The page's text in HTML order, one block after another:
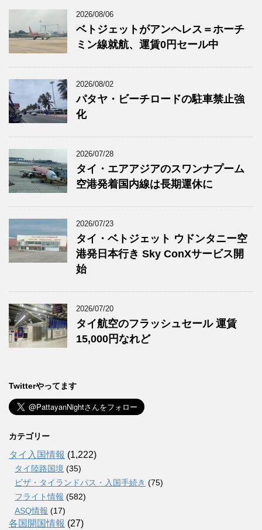
2026/08/06
ベトジェットがアンヘレス＝ホーチ
ミン線就航、運賃0円セール中
2026/08/02
パタヤ・ビーチロードの駐車禁止強
化
2026/07/28
タイ・エアアジアのスワンナプーム
空港発着国内線は長期運休に
2026/07/23
タイ・ベトジェット ウドンタニー空
港発日本行き Sky ConXサービス開
始
2026/07/20
タイ航空のフラッシュセール 運賃
15,000円なれど
Twitterやってます
カテゴリー
タイ入国情報 (1,222)
タイ陸路国境 (35)
ビザ・タイランドパス・入国手続き (75)
フライト情報 (582)
ASQ情報 (17)
各国開国情報 (27)